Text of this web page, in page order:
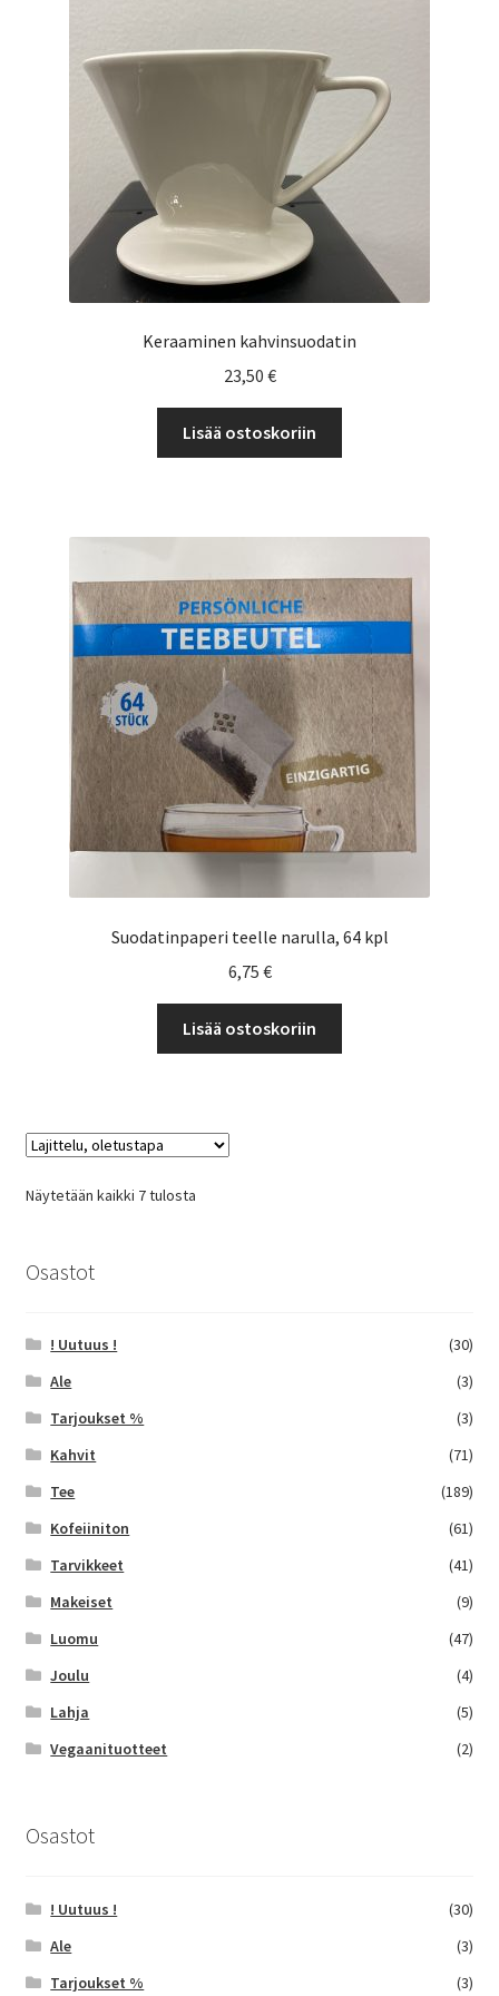
sivulla.
Keraaminen kahvinsuodatin
23,50 €
Lisää ostoskoriin
Suodatinpaperi teelle narulla, 64 kpl
6,75 €
Lisää ostoskoriin
Näytetään kaikki 7 tulosta
Osastot
! Uutuus !
(30)
Ale
(3)
Tarjoukset %
(3)
Kahvit
(71)
Tee
(189)
Kofeiiniton
(61)
Tarvikkeet
(41)
Makeiset
(9)
Luomu
(47)
Joulu
(4)
Lahja
(5)
Vegaanituotteet
(2)
Osastot
! Uutuus !
(30)
Ale
(3)
Tarjoukset %
(3)